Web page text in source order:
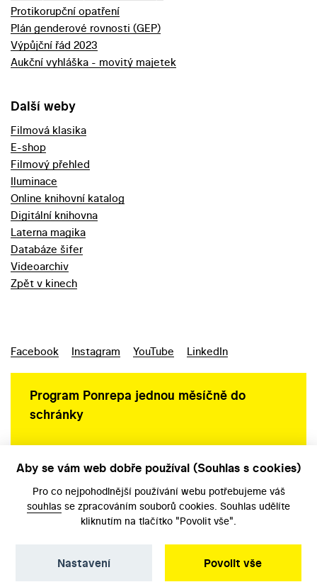
Protikorupční opatření
Plán genderové rovnosti (GEP)
Výpůjční řád 2023
Aukční vyhláška - movitý majetek
Další weby
Filmová klasika
E-shop
Filmový přehled
Iluminace
Online knihovní katalog
Digitální knihovna
Laterna magika
Databáze šifer
Videoarchiv
Zpět v kinech
Facebook Instagram YouTube LinkedIn
Program Ponrepa jednou měsíčně do
schránky
Aby se vám web dobře používal (Souhlas s cookies)
Pro co nejpohodlnější používání webu potřebujeme váš
souhlas se zpracováním souborů cookies. Souhlas udělíte
kliknutím na tlačítko "Povolit vše".
Povolit vše
Nastavení